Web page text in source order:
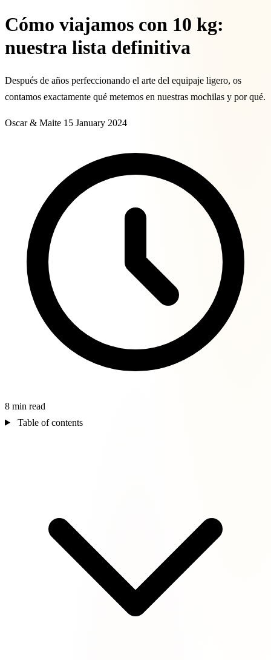
Cómo viajamos con 10 kg:
nuestra lista definitiva
Después de años perfeccionando el arte del equipaje ligero, os
contamos exactamente qué metemos en nuestras mochilas y por qué.
Oscar & Maite 15 January 2024
8 min read
Table of contents